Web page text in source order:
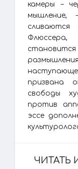
камеры –
мышление,
призвана
свободы
против
эссе
ЧИТАТЬ